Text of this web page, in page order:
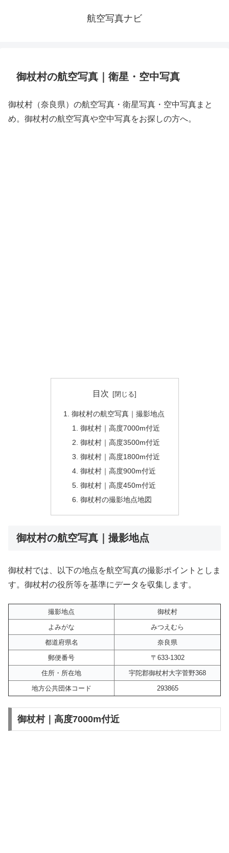
航空写真ナビ
御杖村の航空写真｜衛星・空中写真
御杖村（奈良県）の航空写真・衛星写真・空中写真まと
め。御杖村の航空写真や空中写真をお探しの方へ。
目次
御杖村の航空写真｜撮影地点
御杖村｜高度7000m付近
御杖村｜高度3500m付近
御杖村｜高度1800m付近
御杖村｜高度900m付近
御杖村｜高度450m付近
御杖村の撮影地点地図
御杖村の航空写真｜撮影地点
御杖村では、以下の地点を航空写真の撮影ポイントとしま
す。御杖村の役所等を基準にデータを収集します。
撮影地点
御杖村
よみがな
みつえむら
都道府県名
奈良県
郵便番号
〒633-1302
住所・所在地
宇陀郡御杖村大字菅野368
地方公共団体コード
293865
御杖村｜高度7000m付近